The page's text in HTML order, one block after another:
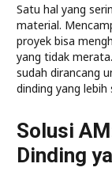
Satu hal yang
material.
proyek bisa
yang tidak
sudah dirancang
dinding yang
Solusi
Dinding